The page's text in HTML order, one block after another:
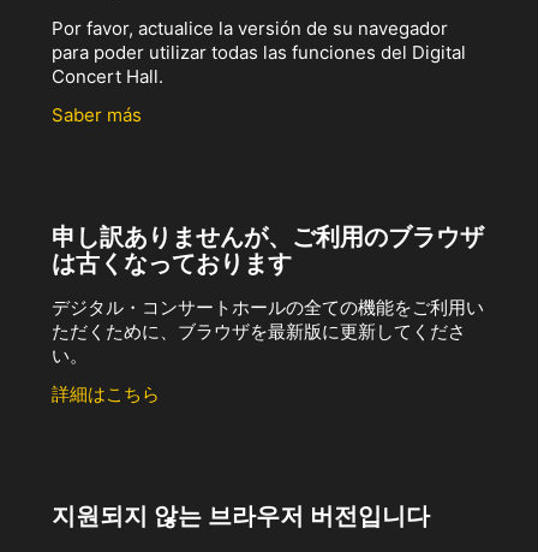
Por favor, actualice la versión de su navegador
para poder utilizar todas las funciones del Digital
Concert Hall.
Saber más
申し訳ありませんが、ご利用のブラウザ
は古くなっております
デジタル・コンサートホールの全ての機能をご利用い
ただくために、ブラウザを最新版に更新してくださ
い。
詳細はこちら
지원되지 않는 브라우저 버전입니다